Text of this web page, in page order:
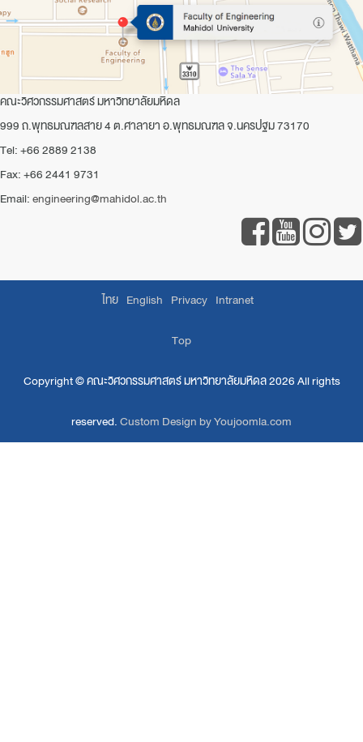
คณะวิศวกรรมศาสตร์ มหาวิทยาลัยมหิดล
999 ถ.พุทธมณฑลสาย 4 ต.ศาลายา อ.พุทธมณฑล จ.นครปฐม 73170
Tel: +66 2889 2138
Fax: +66 2441 9731
Email:engineering@mahidol.ac.th
ไทย English Privacy Intranet
Top
Copyright ©คณะวิศวกรรมศาสตร์ มหาวิทยาลัยมหิดล2026 All rights
reserved.Custom Design by Youjoomla.com